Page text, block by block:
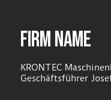
FIRM NAME
KRONTEC
Geschäftsführer